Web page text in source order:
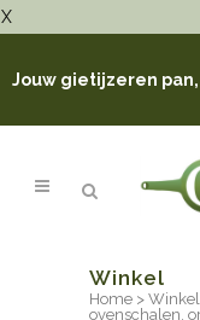
X
Jouw gietijzeren
Winkel
Home > Winkel
ovenschalen,